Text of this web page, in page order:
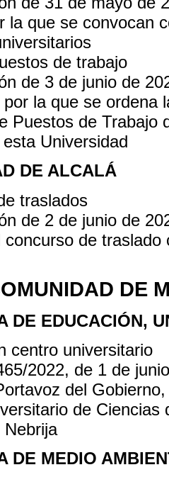
la que se convocan
de trabajo
de 3 de junio de
la que se ordena
Puestos de Trabajo
Universidad
DE ALCALÁ
traslados
de 2 de junio de
concurso de
DE
DE EDUCACIÓN,
centro universitario
2022, de 1 de
del
de
Nebrija
DE MEDIO